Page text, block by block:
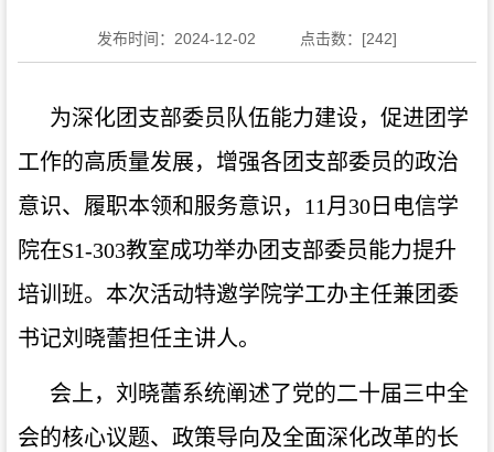
发布时间：2024-12-02 点击数：[242]
为深化团支部委员 队伍能力建设，促进团学
工作的高质量发展，增强各团支部委员的政治
意识、履职本领和服务意识 ， 11月30日电信学
院在S1-303教室成功举办 团支部委员能力提升
培训班。本次活动特邀学院学工办主任兼团委
书记刘晓蕾担任主讲人。
会上，刘晓蕾系统阐述了党的二十届三中全
会的核心议题、政策导向及全面深化改革的长